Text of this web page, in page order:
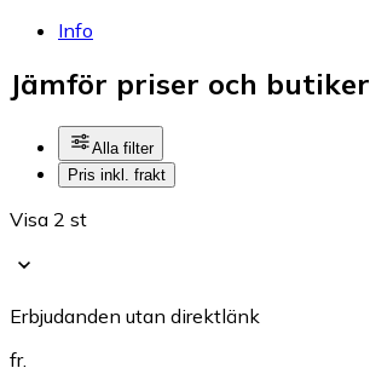
Info
Jämför priser och butiker
Alla filter
Pris inkl. frakt
Visa 2 st
Erbjudanden utan direktlänk
fr.